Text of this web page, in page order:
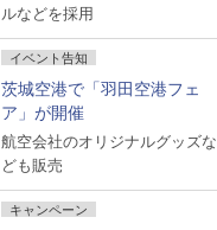
ルなどを採用
イベント告知
茨城空港で「羽田空港フェ
ア」が開催
航空会社のオリジナルグッズな
ども販売
キャンペーン